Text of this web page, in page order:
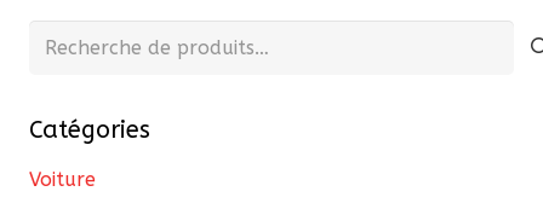
Recherche
Catégories
Voiture